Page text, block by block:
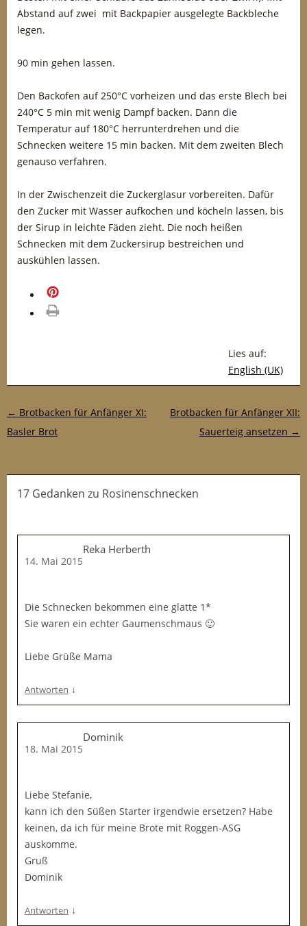
Abstand auf zwei mit Backpapier ausgelegte Backbleche
legen.
90 min gehen lassen.
Den Backofen auf 250°C vorheizen und das erste Blech bei
240°C 5 min mit wenig Dampf backen. Dann die
Temperatur auf 180°C herrunterdrehen und die
Schnecken weitere 15 min backen. Mit dem zweiten Blech
genauso verfahren.
In der Zwischenzeit die Zuckerglasur vorbereiten. Dafür
den Zucker mit Wasser aufkochen und köcheln lassen, bis
der Sirup in leichte Fäden zieht. Die noch heißen
Schnecken mit dem Zuckersirup bestreichen und
auskühlen lassen.
Lies auf:
English (UK)
Post-Navigation
← Brotbacken für Anfänger XI:
Basler Brot
Brotbacken für Anfänger XII:
Sauerteig ansetzen →
17 Gedanken zu Rosinenschnecken
Reka Herberth
14. Mai 2015
Die Schnecken bekommen eine glatte 1*
Sie waren ein echter Gaumenschmaus 🙂
Liebe Grüße Mama
Antworten ↓
Dominik
18. Mai 2015
Liebe Stefanie,
kann ich den Süßen Starter irgendwie ersetzen? Habe
keinen, da ich für meine Brote mit Roggen-ASG
auskomme.
Gruß
Dominik
Antworten ↓